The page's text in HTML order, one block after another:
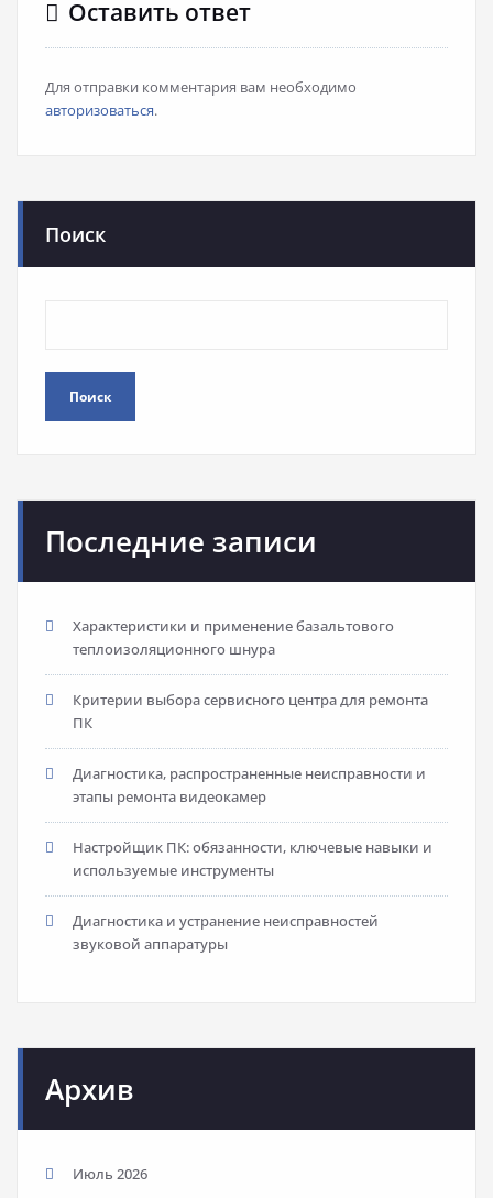
Оставить ответ
Для отправки комментария вам необходимо
авторизоваться.
Поиск
Поиск
Последние записи
Характеристики и применение базальтового
теплоизоляционного шнура
Критерии выбора сервисного центра для ремонта
ПК
Диагностика, распространенные неисправности и
этапы ремонта видеокамер
Настройщик ПК: обязанности, ключевые навыки и
используемые инструменты
Диагностика и устранение неисправностей
звуковой аппаратуры
Архив
Июль 2026